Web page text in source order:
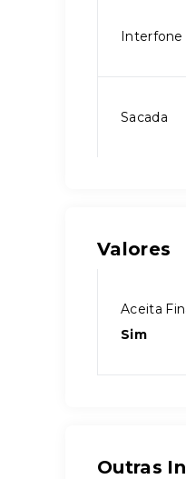
Interfone
Sacada
Valores
Aceita
Sim
Outras